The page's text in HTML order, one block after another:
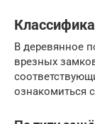
В деревянное
врезных
ознакомиться